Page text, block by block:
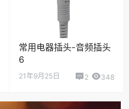
常用电器插头-音频插头
6
21年9月25日 2 348